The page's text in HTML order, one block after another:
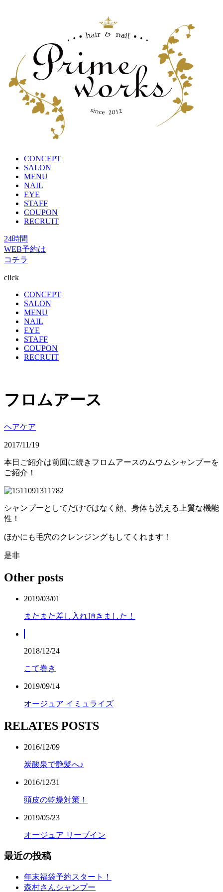
CONCEPT
SALON
MENU
NAIL
EYE
STAFF
COUPON
RECRUIT
24時間
WEB予約は
コチラ
click
CONCEPT
SALON
MENU
NAIL
EYE
STAFF
COUPON
RECRUIT
フロムアース
ヘアケア
2017/11/19
本日ご紹介は前回に続きフロムアースのムウムシャンプーを
ご紹介！
シャンプーとしてだけではなく顔、身体も洗える上質な機能
性！
ほかにも毛穴のクレンジングもしてくれます！
是非
Other posts
2019/03/01
またまた差し入れ頂きました！
2018/12/24
こて巻き
2019/09/14
オージュア イミュライズ
RELATES POSTS
2016/12/09
炭酸泉で艶髪へ♪
2016/12/31
頭皮の乾燥対策！
2019/05/23
オージュア リーブイン
最近の投稿
年末福袋予約スタート！
森村さんシャンプー